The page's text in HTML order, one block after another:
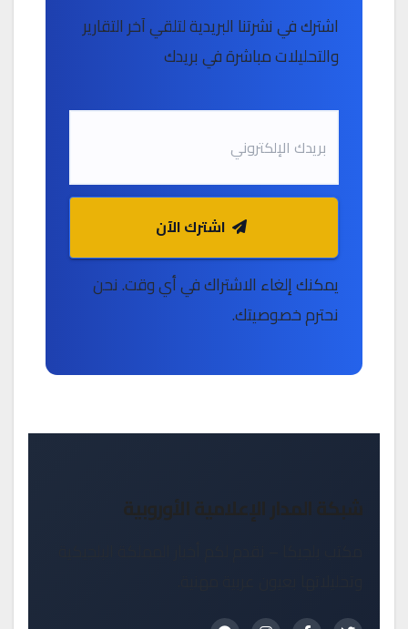
اشترك في نشرتنا البريدية لتلقي آخر التقارير
والتحليلات مباشرة في بريدك
اشترك الآن
يمكنك إلغاء الاشتراك في أي وقت. نحن
نحترم خصوصيتك.
شبكة المدار الإعلامية الأوروبية